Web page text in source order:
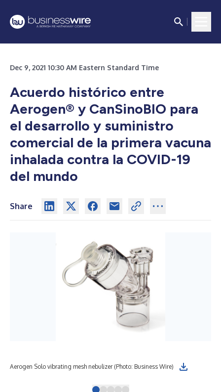
Dec 9, 2021 10:30 AM Eastern Standard Time
Acuerdo histórico entre
Aerogen® y CanSinoBIO para
el desarrollo y suministro
comercial de la primera vacuna
inhalada contra la COVID-19
del mundo
Share
Aerogen Solo vibrating mesh nebulizer (Photo: Business Wire)